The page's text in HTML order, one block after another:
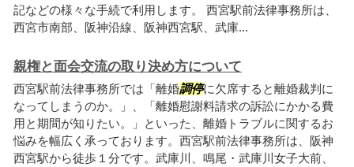
記などの様々な手続で利用します。 西宮駅前法律事務所は、
西宮市南部、阪神沿線、阪神西宮駅、武庫...
親権と面会交流の取り決め方について
西宮駅前法律事務所では「離婚調停に欠席すると離婚裁判に
なってしまうのか。」、「離婚慰謝料請求の訴訟にかかる費
用と期間が知りたい。」といった、離婚トラブルに関するお
悩みを幅広く承っております。西宮駅前法律事務所は、阪神
西宮駅から徒歩１分です。武庫川、鳴尾・武庫川女子大前、